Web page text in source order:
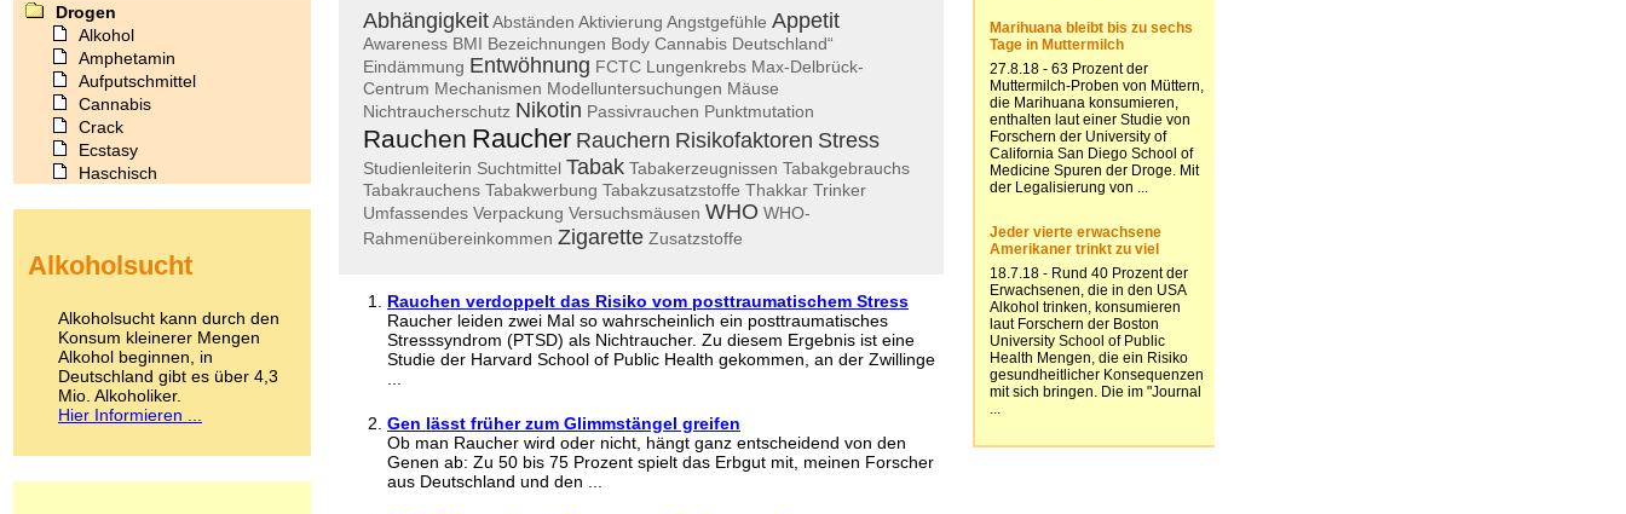
AbhängigkeitAbständen Aktivierung Angstgefühle Appetit
Awareness BMI Bezeichnungen Body Cannabis Deutschland“
Eindämmung Entwöhnung FCTC Lungenkrebs Max-Delbrück-
Centrum Mechanismen Modelluntersuchungen Mäuse
Nichtraucherschutz Nikotin Passivrauchen Punktmutation
Rauchen Raucher Rauchern Risikofaktoren Stress
Studienleiterin Suchtmittel Tabak Tabakerzeugnissen Tabakgebrauchs
Tabakrauchens Tabakwerbung Tabakzusatzstoffe Thakkar Trinker
Umfassendes Verpackung Versuchsmäusen WHO WHO-
Rahmenübereinkommen Zigarette Zusatzstoffe
Rauchen verdoppelt das Risiko vom posttraumatischem Stress
Raucher leiden zwei Mal so wahrscheinlich ein posttraumatisches
Stresssyndrom (PTSD) als Nichtraucher. Zu diesem Ergebnis ist eine
Studie der Harvard School of Public Health gekommen, an der Zwillinge
Gen lässt früher zum Glimmstängel greifen
Ob man Raucher wird oder nicht, hängt ganz entscheidend von den
Genen ab: Zu 50 bis 75 Prozent spielt das Erbgut mit, meinen Forscher
aus Deutschland und den ...
Drogen
Alkohol
Amphetamin
Aufputschmittel
Cannabis
Crack
Ecstasy
Haschisch
Kokain
LSD
Marihuana
Medikamente
Meskalin
Metamphetamin
Methadon
Alkoholsucht
Alkoholsucht kann durch den
Konsum kleinerer Mengen
Alkohol beginnen, in
Deutschland gibt es über 4,3
Mio. Alkoholiker.
Hier Informieren ...